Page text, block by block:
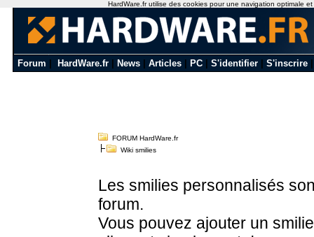
Forum HardWare.fr News Articles PC S'identifier S'inscrire
FORUM HardWare.fr
Wiki smilies
Les smilies personnalisés
forum.
Vous pouvez ajouter un
HardWare.fr utilise des cookies pour une navigation optimale